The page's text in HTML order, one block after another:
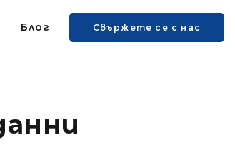
Блог Свържете се с нас